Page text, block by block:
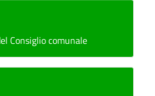
Consiglio comunale